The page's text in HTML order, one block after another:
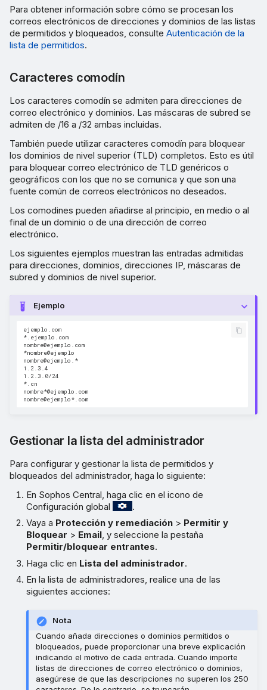
Para obtener información sobre cómo se procesan los
correos electrónicos de direcciones y dominios de las listas
de permitidos y bloqueados, consulte Autenticación de la
lista de permitidos.
Caracteres comodín
Los caracteres comodín se admiten para direcciones de
correo electrónico y dominios. Las máscaras de subred se
admiten de /16 a /32 ambas incluidas.
También puede utilizar caracteres comodín para bloquear
los dominios de nivel superior (TLD) completos. Esto es útil
para bloquear correo electrónico de TLD genéricos o
geográficos con los que no se comunica y que son una
fuente común de correos electrónicos no deseados.
Los comodines pueden añadirse al principio, en medio o al
final de un dominio o de una dirección de correo
electrónico.
Los siguientes ejemplos muestran las entradas admitidas
para direcciones, dominios, direcciones IP, máscaras de
subred y dominios de nivel superior.
Ejemplo
ejemplo.com
*.ejemplo.com
nombre@ejemplo.com
*nombre@ejemplo
nombre@ejemplo.*
1.2.3.4
1.2.3.0/24
*.cn
nombre*@ejemplo.com
Gestionar la lista del administrador
Para configurar y gestionar la lista de permitidos y
bloqueados del administrador, haga lo siguiente:
En Sophos Central, haga clic en el icono de
Configuración global
.
Vaya a Protección y remediación > Permitir y
Bloquear > Email, y seleccione la pestaña
Permitir/bloquear entrantes.
Haga clic en Lista del administrador.
En la lista de administradores, realice una de las
siguientes acciones:
Nota
Cuando añada direcciones o dominios permitidos o
bloqueados, puede proporcionar una breve explicación
indicando el motivo de cada entrada. Cuando importe
listas de direcciones de correo electrónico o dominios,
asegúrese de que las descripciones no superen los 250